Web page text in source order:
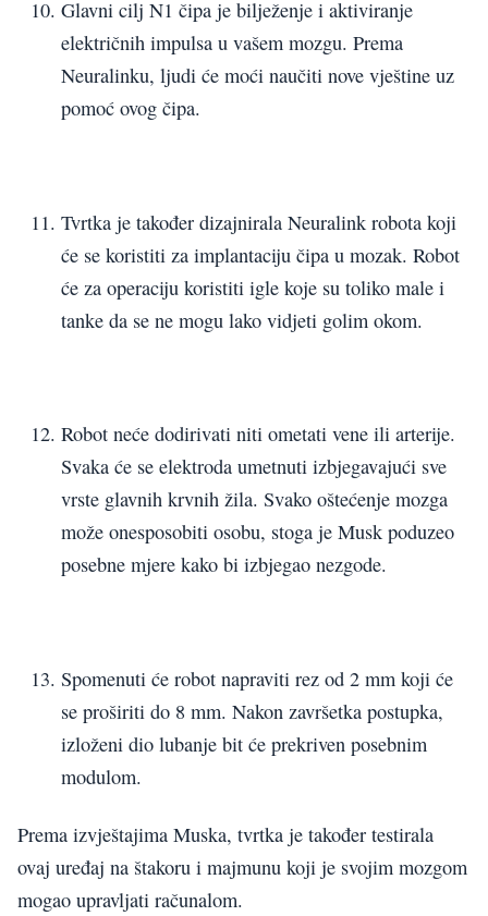
Glavni cilj N1 čipa je bilježenje i aktiviranje
električnih impulsa u vašem mozgu. Prema
Neuralinku, ljudi će moći naučiti nove vještine uz
pomoć ovog čipa.
Tvrtka je također dizajnirala Neuralink robota koji
će se koristiti za implantaciju čipa u mozak. Robot
će za operaciju koristiti igle koje su toliko male i
tanke da se ne mogu lako vidjeti golim okom.
Robot neće dodirivati niti ometati vene ili arterije.
Svaka će se elektroda umetnuti izbjegavajući sve
vrste glavnih krvnih žila. Svako oštećenje mozga
može onesposobiti osobu, stoga je Musk poduzeo
posebne mjere kako bi izbjegao nezgode.
Spomenuti će robot napraviti rez od 2 mm koji će
se proširiti do 8 mm. Nakon završetka postupka,
izloženi dio lubanje bit će prekriven posebnim
modulom.
Prema izvještajima Muska, tvrtka je također testirala
ovaj uređaj na štakoru i majmunu koji je svojim mozgom
mogao upravljati računalom.